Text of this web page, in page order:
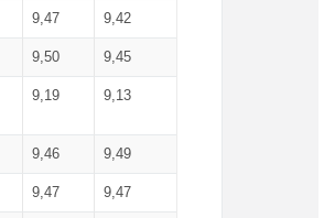
9,47 9,42
9,50 9,45
9,19 9,13
9,46 9,49
9,47 9,47